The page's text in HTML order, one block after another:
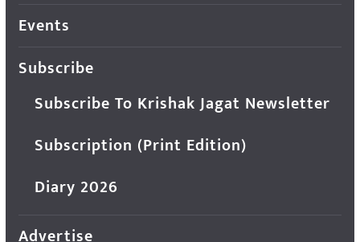
Events
Subscribe
Subscribe To Krishak Jagat Newsletter
Subscription (Print Edition)
Diary 2026
Advertise